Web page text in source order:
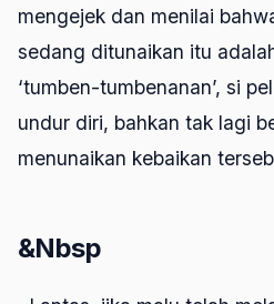
mengejek dan menilai
sedang ditunaikan itu
‘tumben-tumbenanan’, si
undur diri, bahkan tak lagi
menunaikan kebaikan
&Nbsp